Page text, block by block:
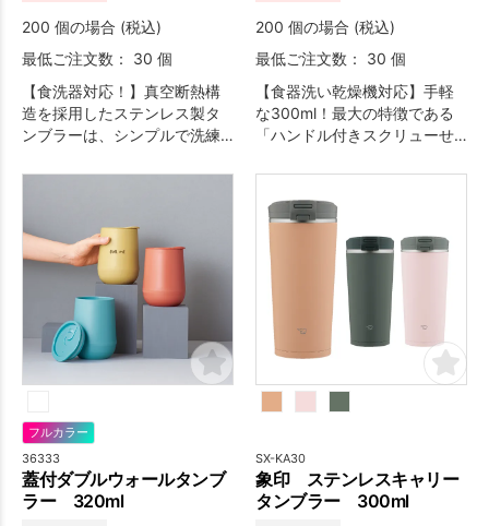
200 個の場合 (税込)
最低ご注文数： 30 個
【食洗器対応！】真空断熱構
造を採用したステンレス製タ
ンブラーは、シンプルで洗練
が特長です。
200 個の場合 (税込)
最低ご注文数： 30 個
【食器洗い乾燥機対応】手軽
な300ml！最大の特徴である
「ハンドル付きスクリューせ
要で、お手入れが簡単。
フルカラー
36333
蓋付ダブルウォールタンブ
ラー 320ml
SX-KA30
象印 ステンレスキャリー
タンブラー 300ml